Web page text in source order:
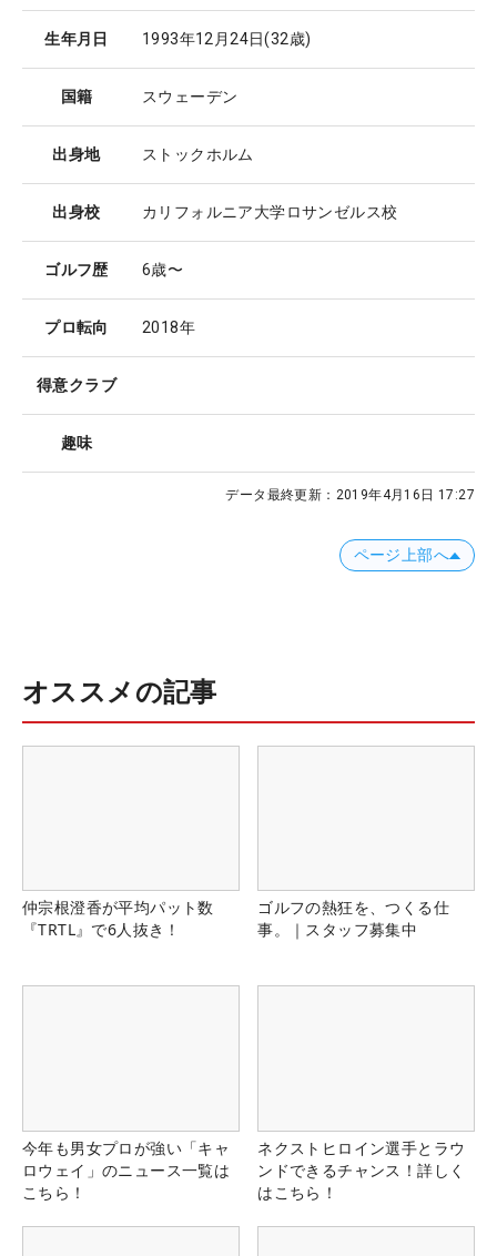
生年月日 1993年12月24日(32歳)
国籍 スウェーデン
出身地 ストックホルム
出身校 カリフォルニア大学ロサンゼルス校
ゴルフ歴 6歳〜
プロ転向 2018年
得意クラブ
趣味
データ最終更新： 2019年4月16日 17:27
ページ上部へ
オススメの記事
仲宗根澄香が平均パット数
『TRTL』で6人抜き！
ゴルフの熱狂を、つくる仕
事。｜スタッフ募集中
今年も男女プロが強い「キャ
ロウェイ」のニュース一覧は
こちら！
ネクストヒロイン選手とラウ
ンドできるチャンス！詳しく
はこちら！